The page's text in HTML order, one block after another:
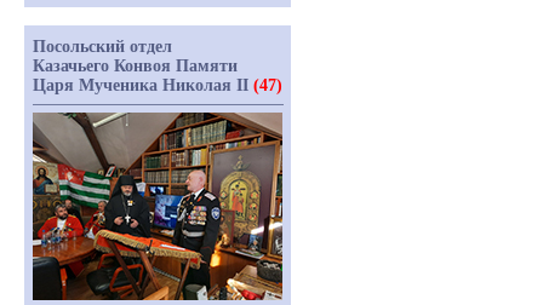
Посольский отдел
Казачьего Конвоя Памяти
Царя Мученика Николая II (47)